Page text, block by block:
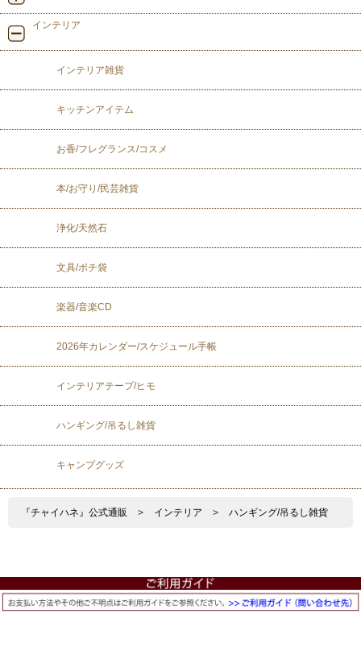
インテリア
インテリア雑貨
キッチンアイテム
お香/フレグランス/コスメ
本/お守り/民芸雑貨
浄化/天然石
文具/ポチ袋
楽器/音楽CD
2026年カレンダー/スケジュール手帳
インテリアテープ/ヒモ
ハンギング/吊るし雑貨
キャンプグッズ
『チャイハネ』公式通販 > インテリア > ハンギング/吊るし雑貨